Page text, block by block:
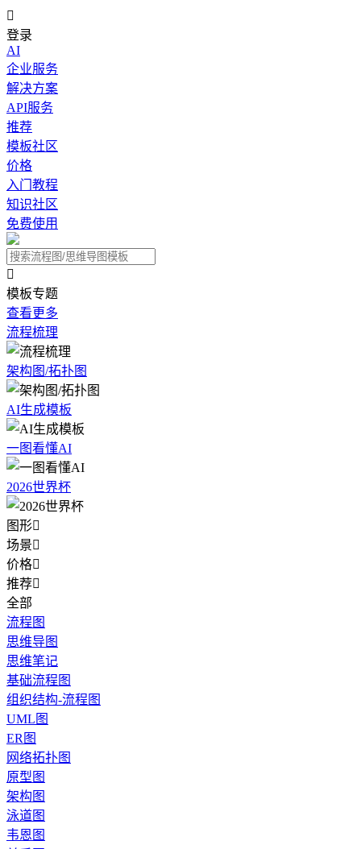

登录
AI
企业服务
解决方案
API服务
推荐
模板社区
价格
入门教程
知识社区
免费使用

模板专题
查看更多
流程梳理
架构图/拓扑图
AI生成模板
一图看懂AI
2026世界杯
图形
场景
价格
推荐
全部
流程图
思维导图
思维笔记
基础流程图
组织结构-流程图
UML图
ER图
网络拓扑图
原型图
架构图
泳道图
韦恩图